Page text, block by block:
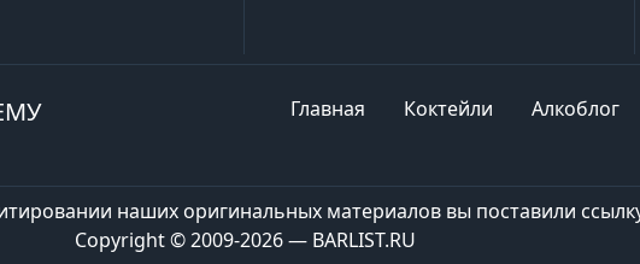
Главная Коктейли Алкоблог
наших оригинальных материалов вы поставили
Copyright © 2009-2026 — BARLIST.RU